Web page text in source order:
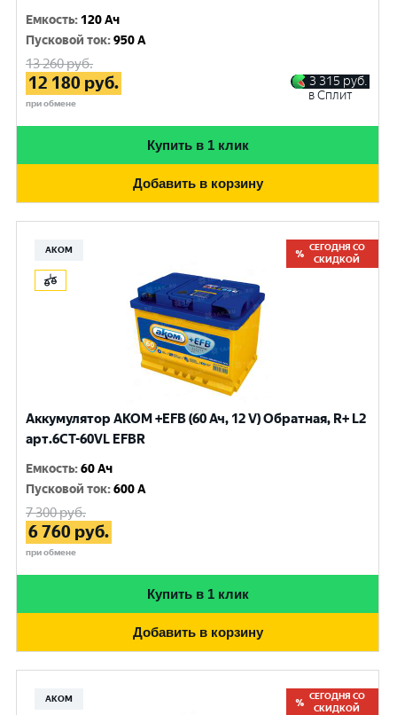
Емкость: 120 Ач
Пусковой ток:950 A
13 260руб.
12 180 руб.
при обмене
3 315 руб.
в Сплит
Купить в 1 клик
Добавить в корзину
АКОМ
СЕГОДНЯ СО
СКИДКОЙ
Аккумулятор AKOM +EFB (60 Ач, 12 V) Обратная, R+ L2
арт.6CТ-60VL EFBR
Емкость:60 Ач
Пусковой ток:600 A
7 300руб.
6 760 руб.
при обмене
Купить в 1 клик
Добавить в корзину
АКОМ
СЕГОДНЯ СО
СКИДКОЙ